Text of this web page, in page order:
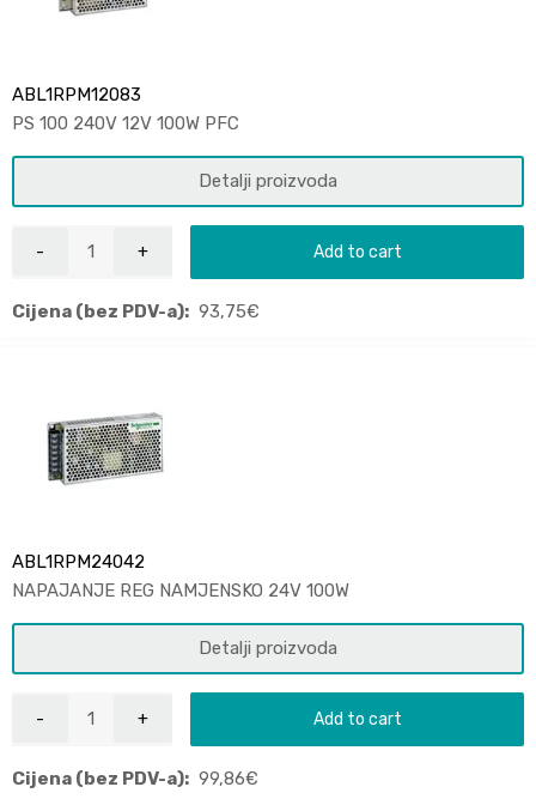
ABL1RPM12083
PS 100 240V 12V 100W PFC
Detalji proizvoda
Add to cart
Cijena (bez PDV-a): 93,75€
ABL1RPM24042
NAPAJANJE REG NAMJENSKO 24V 100W
Detalji proizvoda
Add to cart
Cijena (bez PDV-a): 99,86€